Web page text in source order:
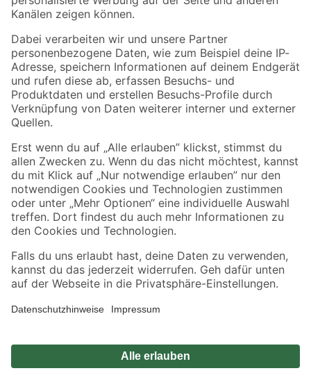
Folge uns
Zahlungsarten Versandarten
Sicher einkaufen
Jetzt die toom-App herunterladen
Alle Preisangaben in EUR inkl. gesetzl. MwSt.. Die dargestellten Angebote sind unter
Umständen nicht in allen Märkten verfügbar. Die angegebenen Verfügbarkeiten beziehen
Produkte nur solange der Vorrat reicht.
*Paketversand ab 59 € versandkostenfrei, gilt nicht für Artikel mit Speditionsversand, hier
Privatsphäre Impressum
Nutzungsbedingungen
Widerrufsrecht Vertrag widerrufen